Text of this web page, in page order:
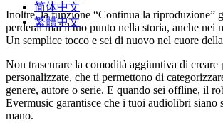
简体中文
繁體中文
Inoltre, la funzione “Continua la riproduzione”
perderai mai il tuo punto nella storia, anche nei
Un semplice tocco e sei di nuovo nel cuore
Non trascurare la comodità aggiuntiva di
personalizzate, che ti permettono di
genere, autore o serie. E quando sei offline, il
Evermusic garantisce che i tuoi audiolibri siano
mano.